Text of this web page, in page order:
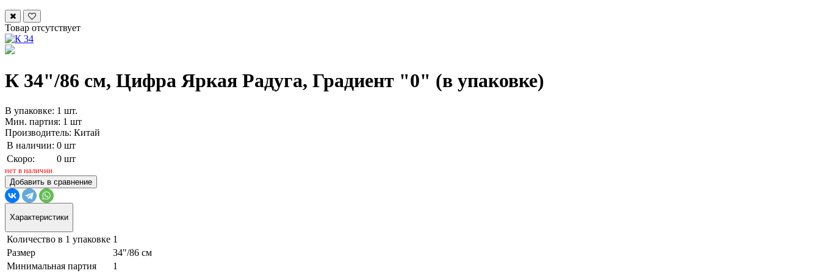
Товар отсутствует
К 34"/86 см, Цифра Яркая Радуга, Градиент "0" (в упаковке)
В упаковке: 1 шт.
Мин. партия: 1 шт
Производитель: Китай
В наличии: 0 шт
Скоро:
0 шт
нет в наличии
Добавить в сравнение
Характеристики
Количество в 1 упаковке 1
Размер
34"/86 см
Минимальная партия
1